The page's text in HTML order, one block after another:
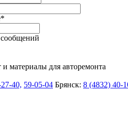
*
материалы для авторемонта
40, 59-05-04 Брянск: 8 (4832) 40-